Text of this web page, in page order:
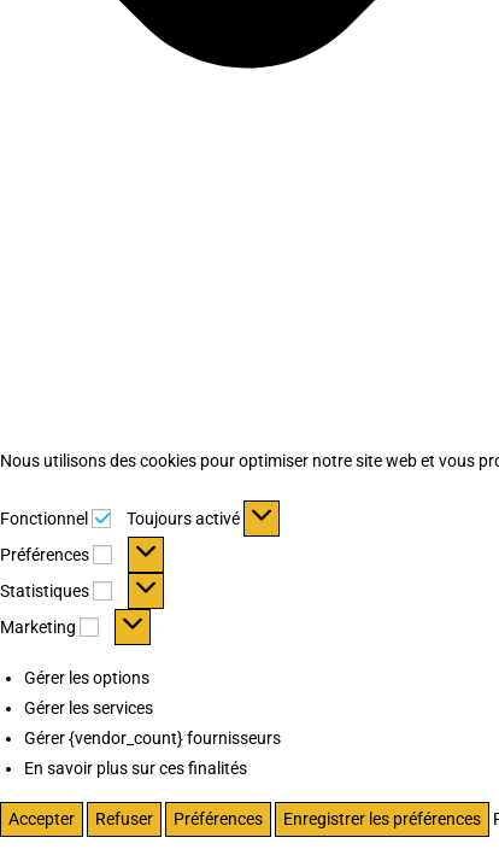
Nous utilisons des cookies pour optimiser notre site web et vous
Fonctionnel Fonctionnel
Toujours activé
Préférences
Préférences
Statistiques Statistiques
Marketing Marketing
Gérer les options
Gérer les services
Gérer {vendor_count} fournisseurs
En savoir plus sur ces finalités
Accepter Refuser Préférences Enregistrer les préférences